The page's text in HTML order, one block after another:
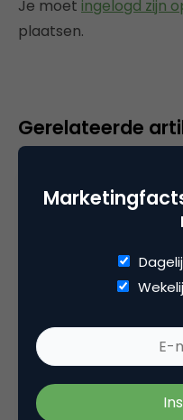
Je moet ingelogd zijn
plaatsen.
Gerelateerde
Vita